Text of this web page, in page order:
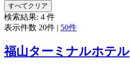
すべてクリア
検索結果: 4 件
表示件数 20件 | 50件
福山ターミナルホテル